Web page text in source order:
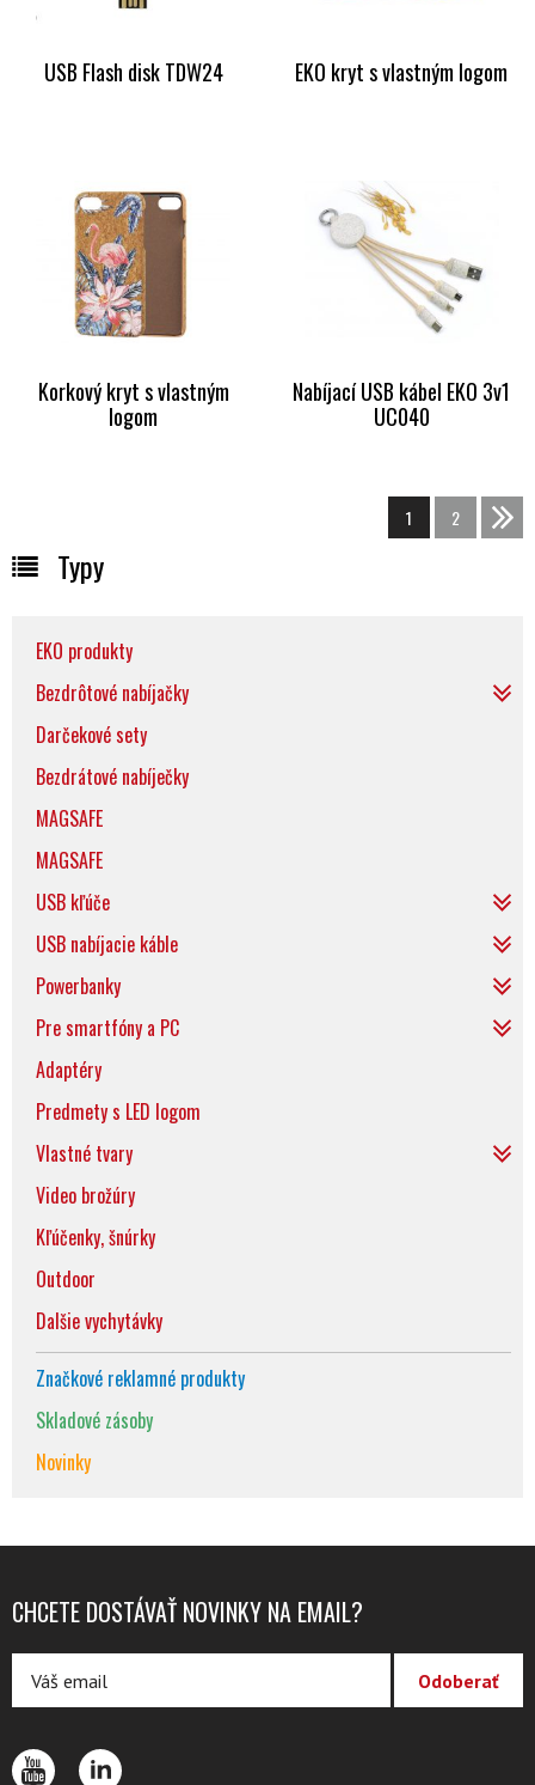
USB Flash disk TDW24 EKO kryt s vlastným logom
Korkový kryt s vlastným
logom
Nabíjací USB kábel EKO 3v1
UC040
1 2 >>
Typy
EKO produkty
Bezdrôtové nabíjačky
Darčekové sety
Bezdrátové nabíječky
MAGSAFE
MAGSAFE
USB kľúče
USB nabíjacie káble
Powerbanky
Pre smartfóny a PC
Adaptéry
Predmety s LED logom
Vlastné tvary
Video brožúry
Kľúčenky, šnúrky
Outdoor
Dalšie vychytávky
Značkové reklamné produkty
Skladové zásoby
Novinky
CHCETE DOSTÁVAŤ NOVINKY NA EMAIL?